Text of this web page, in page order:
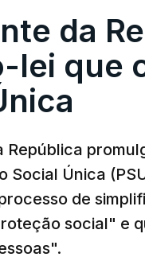
da
lei que
República
Social Única
de
social" e